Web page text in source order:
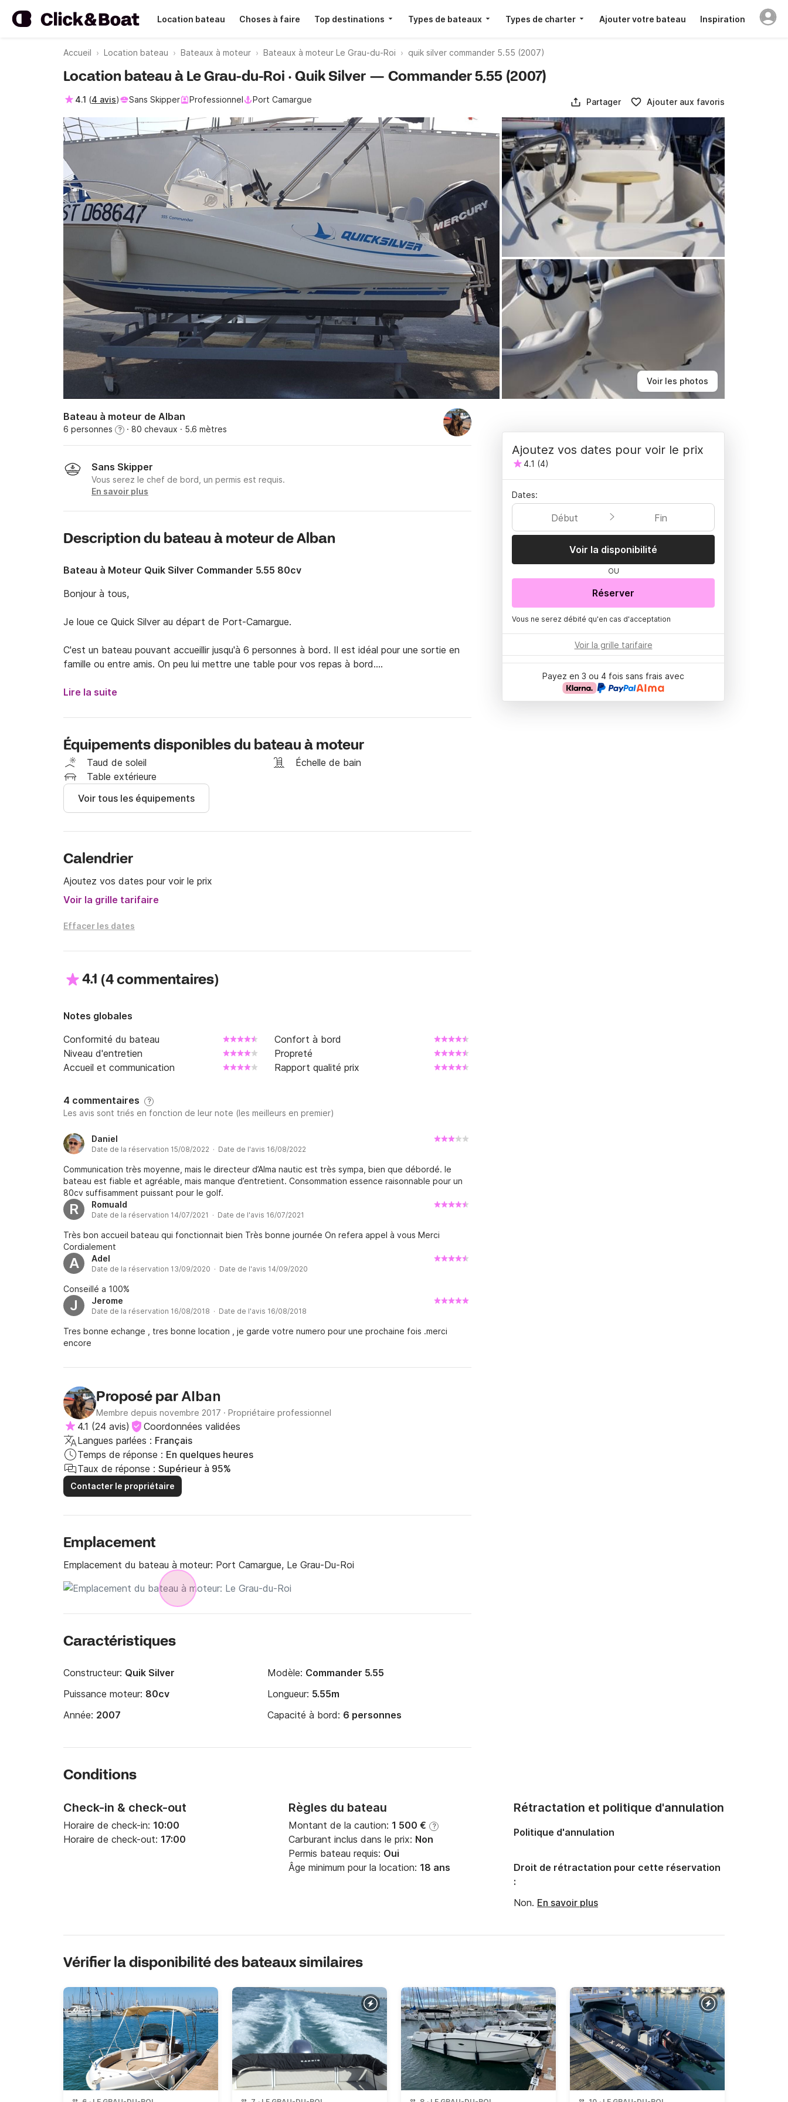
Location bateau Choses à faire Top destinations Types de bateaux Types de charter Ajouter votre bateau Inspiration
Accueil Location bateau Bateaux à moteur Bateaux à moteur Le Grau-du-Roi quik silver commander 5.55 (2007)
Voir les photos
Location bateau à Le Grau-du-Roi · Quik Silver — Commander 5.55 (2007)
4.1 (4 avis) Sans Skipper Professionnel Port Camargue Partager Ajouter aux favoris
Bateau à moteur de Alban
6 personnes ? · 80 chevaux · 5.6 mètres
Sans Skipper
Vous serez le chef de bord, un permis est requis.
En savoir plus
Description du bateau à moteur de Alban
Bateau à Moteur Quik Silver Commander 5.55 80cv
Bonjour à tous,
Je loue ce Quick Silver au départ de Port-Camargue.
C'est un bateau pouvant accueillir jusqu'à 6 personnes à bord. Il est idéal pour une sortie en
famille ou entre amis. On peu lui mettre une table pour vos repas à bord.
Lors de votre sortie, vous pourrez louer une bouée tractée et ski nautique pour 30€ la journée
Si vous souhaitez d'autres informations, je vous invite à me contacter directement via la
messagerie Click & Boat,
A très vite !
Lire la suite
Équipements disponibles du bateau à moteur
Taud de soleil
Échelle de bain
Table extérieure
Voir tous les équipements
Calendrier
Ajoutez vos dates pour voir le prix
Voir la grille tarifaire
Effacer les dates
4.1 (4 commentaires)
Notes globales
Conformité du bateau
Confort à bord
Niveau d'entretien
Propreté
Accueil et communication
Rapport qualité prix
4 commentaires ?
Les avis sont triés en fonction de leur note (les meilleurs en premier)
Daniel
Date de la réservation 15/08/2022 · Date de l'avis 16/08/2022
Communication très moyenne, mais le directeur d’Alma nautic est très sympa, bien que débordé. le
bateau est fiable et agréable, mais manque d’entretient. Consommation essence raisonnable pour un
80cv suffisamment puissant pour le golf.
R Romuald
Date de la réservation 14/07/2021 · Date de l'avis 16/07/2021
Très bon accueil bateau qui fonctionnait bien Très bonne journée On refera appel à vous Merci
Cordialement
A Adel
Date de la réservation 13/09/2020 · Date de l'avis 14/09/2020
Conseillé a 100%
J Jerome
Date de la réservation 16/08/2018 · Date de l'avis 16/08/2018
Tres bonne echange , tres bonne location , je garde votre numero pour une prochaine fois .merci
encore
Proposé parAlban
Membre depuis novembre 2017 · Propriétaire professionnel
4.1 (24 avis)
Coordonnées validées
Langues parlées : Français
Temps de réponse : En quelques heures
Taux de réponse : Supérieur à 95%
Contacter le propriétaire
Emplacement
Emplacement du bateau à moteur: Port Camargue, Le Grau-Du-Roi
Caractéristiques
Constructeur: Quik Silver Modèle: Commander 5.55
Puissance moteur: 80cv Longueur: 5.55m
Année: 2007 Capacité à bord: 6 personnes
Ajoutez vos dates pour voir le prix
4.1 (4)
Dates:
Début Fin
Voir la disponibilité
OU
Réserver
Vous ne serez débité qu'en cas d'acceptation
Voir la grille tarifaire
Payez en 3 ou 4 fois sans frais avec
Conditions
Check-in & check-out
Horaire de check-in: 10:00
Horaire de check-out: 17:00
Règles du bateau
Montant de la caution: 1 500 € ?
Carburant inclus dans le prix: Non
Permis bateau requis: Oui
Âge minimum pour la location: 18 ans
Rétractation et politique d'annulation
Politique d'annulation
Droit de rétractation pour cette réservation
:
Non. En savoir plus
Vérifier la disponibilité des bateaux similaires